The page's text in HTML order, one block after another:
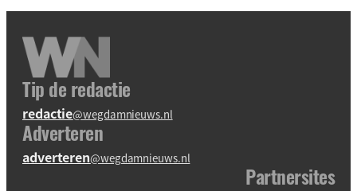
Tip de redactie
redactie@wegdamnieuws.nl
Adverteren
adverteren@wegdamnieuws.nl
Partnersites